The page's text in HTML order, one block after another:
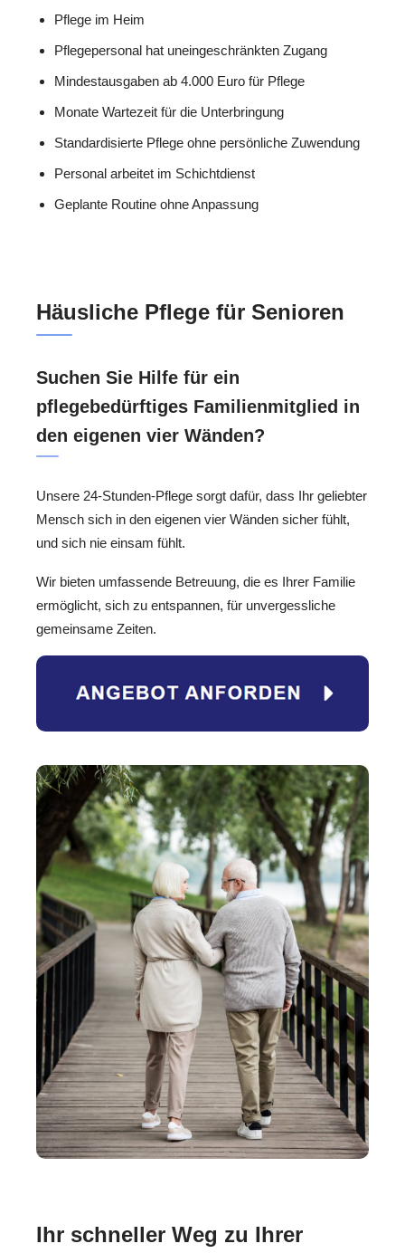
Pflege im Heim
Pflegepersonal hat uneingeschränkten Zugang
Mindestausgaben ab 4.000 Euro für Pflege
Monate Wartezeit für die Unterbringung
Standardisierte Pflege ohne persönliche Zuwendung
Personal arbeitet im Schichtdienst
Geplante Routine ohne Anpassung
Häusliche Pflege für Senioren
Suchen Sie Hilfe für ein
pflegebedürftiges Familienmitglied in
den eigenen vier Wänden?
Unsere 24-Stunden-Pflege sorgt dafür, dass Ihr geliebter
Mensch sich in den eigenen vier Wänden sicher fühlt,
und sich nie einsam fühlt.
Wir bieten umfassende Betreuung, die es Ihrer Familie
ermöglicht, sich zu entspannen, für unvergessliche
gemeinsame Zeiten.
Ihr schneller Weg zu Ihrer